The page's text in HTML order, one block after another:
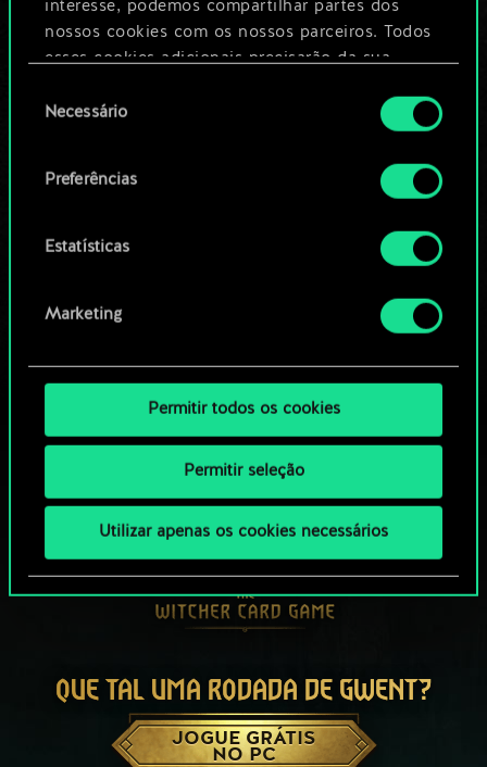
interesse, podemos compartilhar partes dos
nossos cookies com os nossos parceiros. Todos
esses cookies adicionais precisarão da sua
Você encontrará todos os detalhes sobre o uso
de cookies e poderá ajustar as suas preferências
no menu "Configurações" abaixo.
deNecessário
Preferências
Estatísticas
Marketing
Permitir todos os cookies
Permitir seleção
Utilizar apenas os cookies necessários
um guia
QUE TAL UMA RODADA DE GWENT?
JOGUE GRÁTIS
NO PC